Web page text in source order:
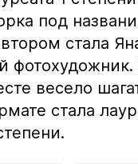
под
стала
фотохудожник.
весело
стала